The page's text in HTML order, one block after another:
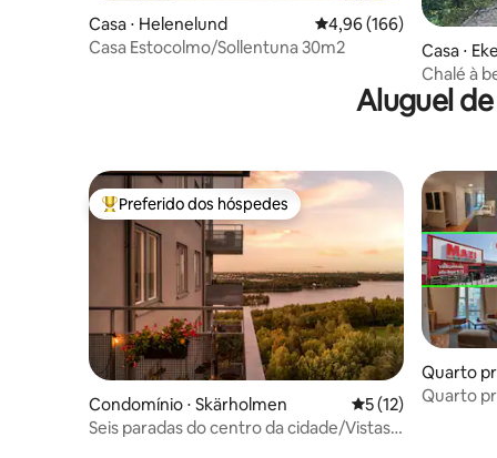
Casa ⋅ Helenelund 4,96 de uma avaliação
4,96 (166)
Casa Estocolmo/Sollentuna 30m2
Casa ⋅
Chalé à
Aluguel
Entre os melhores preferidos dos hóspedes
Preferido dos hóspedes
Condomínio ⋅ Skärholmen 5 de uma
5 (12)
Seis paradas do centro da cidade/Vistas
Quarto
Quarto